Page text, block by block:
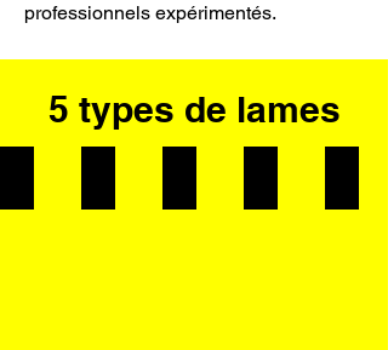
professionnels expérimentés.
5 types de lames